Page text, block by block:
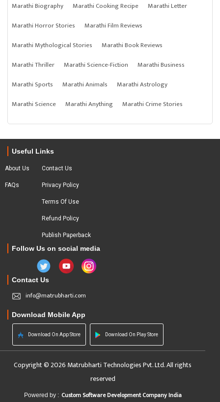
Marathi Biography
Marathi Cooking Recipe
Marathi Letter
Marathi Horror Stories
Marathi Film Reviews
Marathi Mythological Stories
Marathi Book Reviews
Marathi Thriller
Marathi Science-Fiction
Marathi Business
Marathi Sports
Marathi Animals
Marathi Astrology
Marathi Science
Marathi Anything Marathi Crime Stories
Useful Links
About Us
FAQs
Contact Us
Privacy Policy
Terms Of Use
Refund Policy
Publish Paperback
Follow Us on social media
Contact Us
info@matrubharti.com
Download Mobile App
Download On App Store Download On Play Store
Copyright © 2026 Matrubharti Technologies Pvt. Ltd. All rights
reserved
Powered by : Custom Software Development Company India